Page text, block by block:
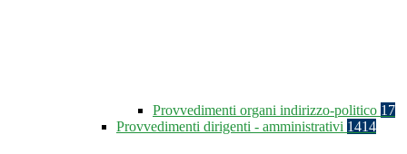
Provvedimenti organi indirizzo-politico 17
Provvedimenti dirigenti - amministrativi 1414